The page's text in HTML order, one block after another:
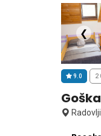
❮
9.0 2